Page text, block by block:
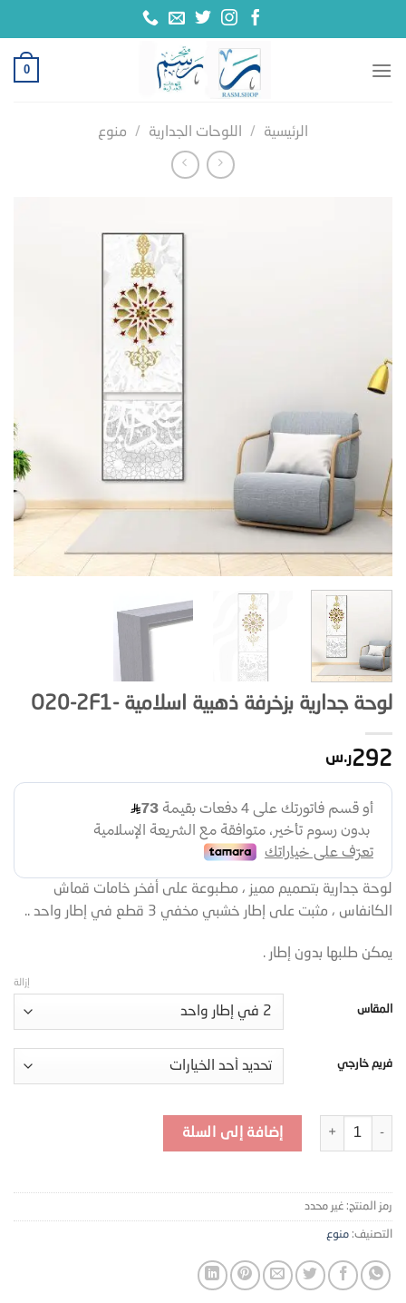
0
الرئيسية / اللوحات الجدارية / منوع
لوحة جدارية بزخرفة ذهبية اسلامية -O20-2F1
292ر.س
لوحة جدارية بتصميم مميز ، مطبوعة على أفخر خامات قماش
الكانفاس ، مثبت على إطار خشبي مخفي 3 قطع في إطار واحد ..
يمكن طلبها بدون إطار .
المقاس
فريم خارجي
إزالة
كمية لوحة جدارية بزخرفة ذهبية اسلامية -O20-2F1
إضافة إلى السلة
رمز المنتج: غير محدد
التصنيف: منوع